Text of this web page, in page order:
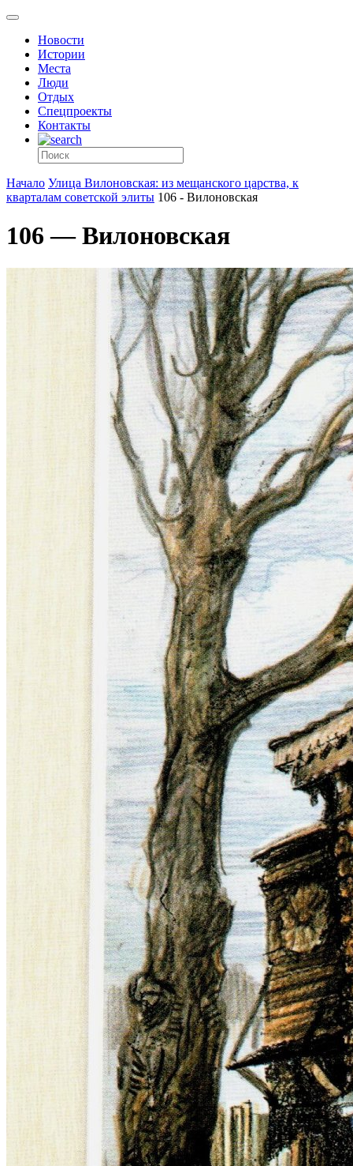
Новости
Истории
Места
Люди
Отдых
Спецпроекты
Контакты
Начало Улица Вилоновская: из мещанского царства, к
кварталам советской элиты 106 - Вилоновская
106 — Вилоновская